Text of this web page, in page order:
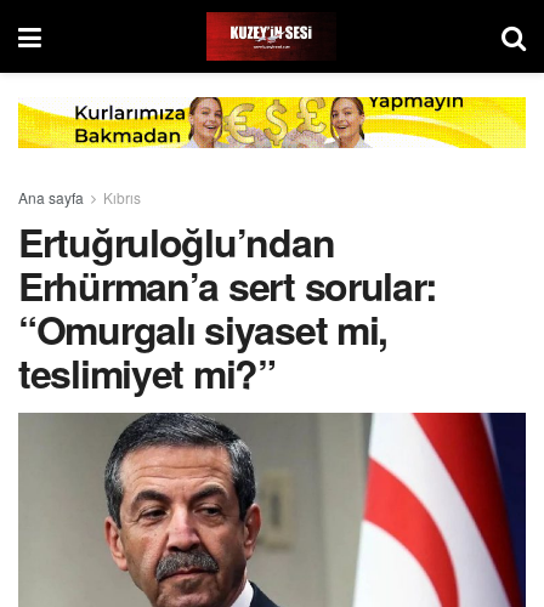
Ana sayfa Kıbrıs
Ertuğruloğlu’ndan
Erhürman’a sert sorular:
“Omurgalı siyaset mi,
teslimiyet mi?”